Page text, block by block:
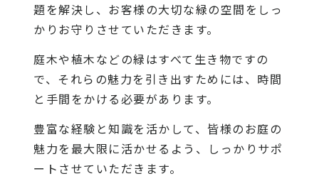
題を解決し、お客様の大切な緑の空間をしっ
かりお守りさせていただきます。
庭木や植木などの緑はすべて生き物ですの
で、それらの魅力を引き出すためには、時間
と手間をかける必要があります。
豊富な経験と知識を活かして、皆様のお庭の
魅力を最大限に活かせるよう、しっかりサポ
ートさせていただきます。